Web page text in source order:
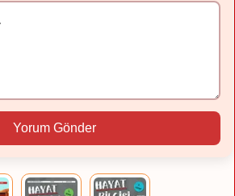
Yorum Gönder